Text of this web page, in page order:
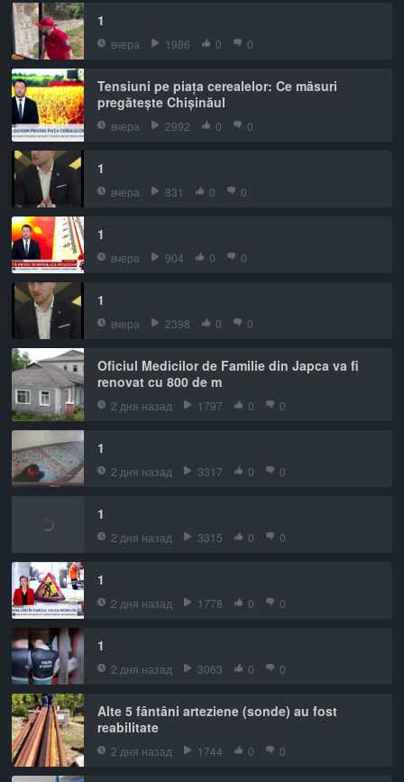
1
вчера 1986 0 0
Tensiuni pe piața cerealelor: Ce măsuri
pregătește Chișinăul
вчера 2992 0 0
1
вчера 831 0 0
1
вчера 904 0 0
1
вчера 2398 0 0
Oficiul Medicilor de Familie din Japca va fi
renovat cu 800 de m
2 дня назад 1797 0 0
1
2 дня назад 3317 0 0
1
2 дня назад 3315 0 0
1
2 дня назад 1778 0 0
1
2 дня назад 3063 0 0
Alte 5 fântâni arteziene (sonde) au fost
reabilitate
2 дня назад 1744 0 0